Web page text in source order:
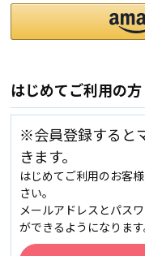
はじめてご利用の
※会員登録すると
きます。
はじめてご利用のお客
さい。
メールアドレスとパス
ができるようになります